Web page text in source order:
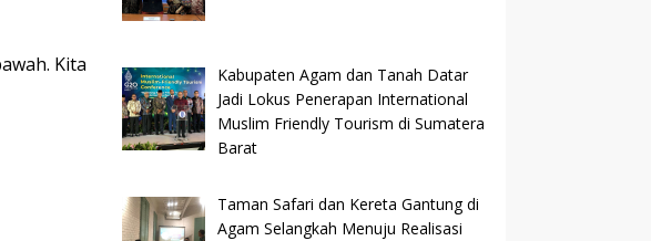
Kita
Kabupaten Agam dan Tanah Datar
Jadi Lokus Penerapan International
Muslim Friendly Tourism di Sumatera
Barat
Taman Safari dan Kereta Gantung di
Agam Selangkah Menuju Realisasi